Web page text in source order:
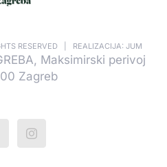
RESERVED | REALIZACIJA: JUM
Maksimirski perivoj
Zagreb